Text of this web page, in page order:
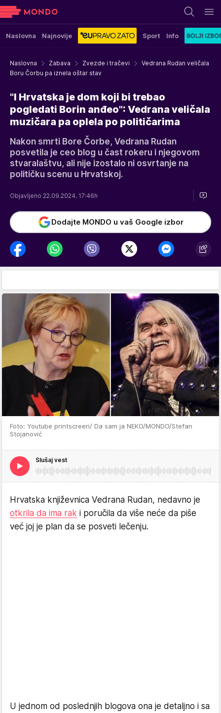
Naslovna Najnovije Sport Info
Naslovna Zabava Zvezde i tračevi
Vedrana Rudan veličala
Boru Čorbu pa iznela oštar stav
"I Hrvatska je dom koji bi trebao
pogledati Borin anđeo": Vedrana veličala
muzičara pa oplela po političarima
Nakon smrti Bore Čorbe, Vedrana Rudan
posvetila je ceo blog u čast rokeru i njegovom
stvaralaštvu, ali nije izostalo ni osvrtanje na
političku scenu u Hrvatskoj.
Objavljeno 22.09.2024. 17:46h
Dodajte MONDO u vaš Google izbor
Foto: Youtube printscreen/ Da sam ja NEKO/MONDO/Stefan
Stojanović
Slušaj vest
Hrvatska književnica Vedrana Rudan, nedavno je
otkrila da ima rak i poručila da više neće da piše
već joj je plan da se posveti lečenju.
U jednom od poslednjih blogova ona je detaljno i sa